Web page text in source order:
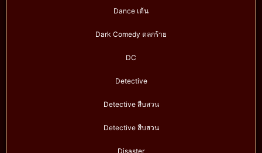
Dance เต้น
Dark Comedy ตลกร้าย
DC
Detective
Detective สืบสวน
Detective สืบสวน
Disaster